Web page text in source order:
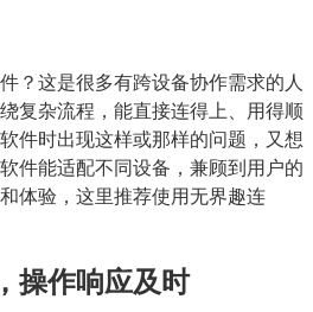
？这是很多有跨设备协作需求的人
复杂流程，能直接连得上、用得顺
件时出现这样或那样的问题，又想
件能适配不同设备，兼顾到用户的
体验，这里推荐使用无界趣连
操作响应及时